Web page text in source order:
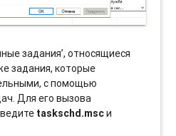
задания’, относящиеся
задания, которые
с помощью
Для его вызова
taskschd.mscи